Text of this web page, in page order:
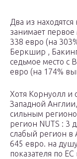
Два из
занимает
338 евро (на
Беркшир ,
седьмое место с
евро (на 174%
Хотя Корнуолл и
Западной
сильным
регион NUTS : 3
слабый регион в
645 евро. на
показателя по